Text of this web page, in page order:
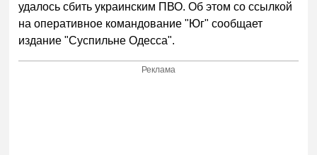
удалось сбить украинским ПВО. Об этом со ссылкой
на оперативное командование "Юг" сообщает
издание "Суспильне Одесса".
Реклама